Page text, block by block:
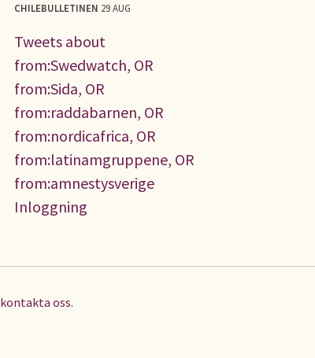
CHILEBULLETINEN 29 AUG
Tweets about
from:Swedwatch, OR
from:Sida, OR
from:raddabarnen, OR
from:nordicafrica, OR
from:latinamgruppene, OR
from:amnestysverige
Inloggning
kontakta oss.